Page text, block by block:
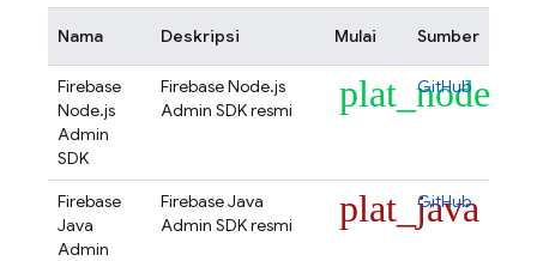
Nama Deskripsi Mulai Sumber
Firebase
Node.js
Admin
SDK
Firebase Node.js
Admin SDK resmi
plat_node
GitHub
Firebase
Java
Admin
Firebase Java
Admin SDK resmi
plat_java
GitHub